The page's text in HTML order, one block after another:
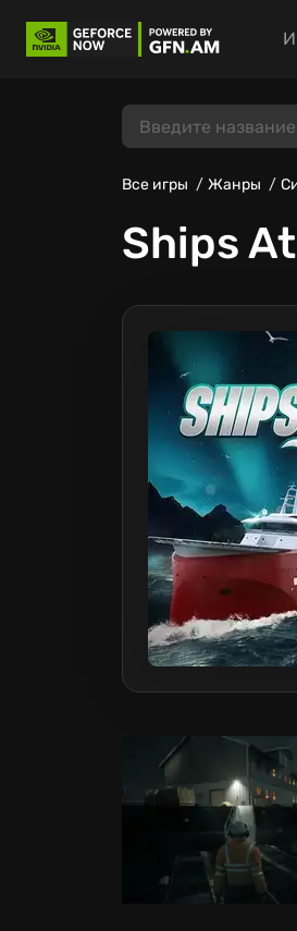
Все игры Жанры
Ships